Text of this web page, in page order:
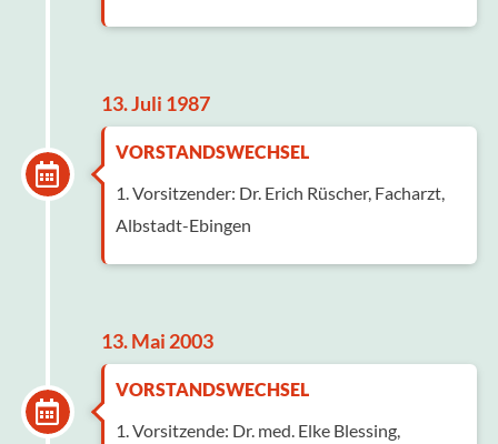
13. Juli 1987
VORSTANDSWECHSEL
1. Vorsitzender: Dr. Erich Rüscher, Facharzt,
Albstadt-Ebingen
13. Mai 2003
VORSTANDSWECHSEL
1. Vorsitzende: Dr. med. Elke Blessing,